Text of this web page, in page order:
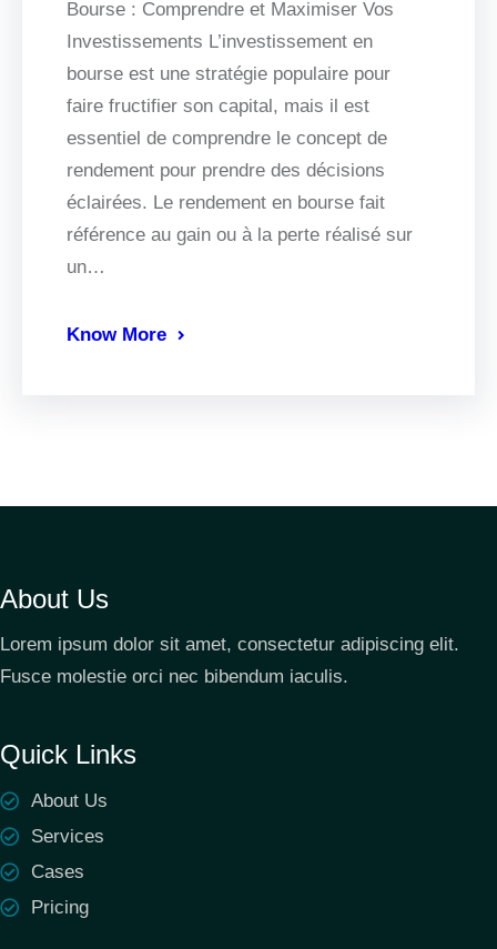
Bourse : Comprendre et Maximiser Vos
Investissements L’investissement en
bourse est une stratégie populaire pour
faire fructifier son capital, mais il est
essentiel de comprendre le concept de
rendement pour prendre des décisions
éclairées. Le rendement en bourse fait
référence au gain ou à la perte réalisé sur
un…
Know More
About Us
Lorem ipsum dolor sit amet, consectetur adipiscing elit.
Fusce molestie orci nec bibendum iaculis.
Quick Links
About Us
Services
Cases
Pricing